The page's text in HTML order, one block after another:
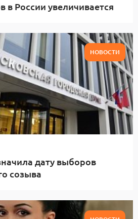
в России увеличивается
НОВОСТИ
дату выборов
созыва